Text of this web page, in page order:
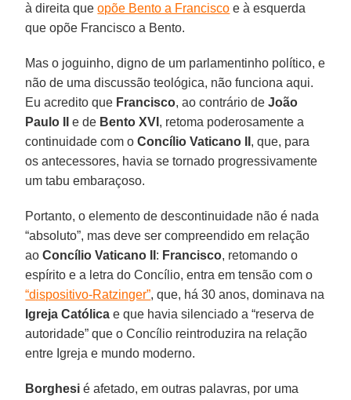
à direita queopõe Bento a Francisco e à esquerda
que opõe Francisco a Bento.
Mas o joguinho, digno de um parlamentinho político, e
não de uma discussão teológica, não funciona aqui.
Eu acredito que Francisco, ao contrário deJoão
Paulo II
e de Bento XVI , retoma poderosamente a
continuidade com oConcílio Vaticano II , que, para
os antecessores, havia se tornado progressivamente
um tabu embaraçoso.
Portanto, o elemento de descontinuidade não é nada
“absoluto”, mas deve ser compreendido em relação
aoConcílio Vaticano II : Francisco, retomando o
espírito e a letra do Concílio, entra em tensão com o
“dispositivo-Ratzinger”, que, há 30 anos, dominava na
Igreja Católica e que havia silenciado a “reserva de
autoridade” que o Concílio reintroduzira na relação
entre Igreja e mundo moderno.
Borghesi é afetado, em outras palavras, por uma